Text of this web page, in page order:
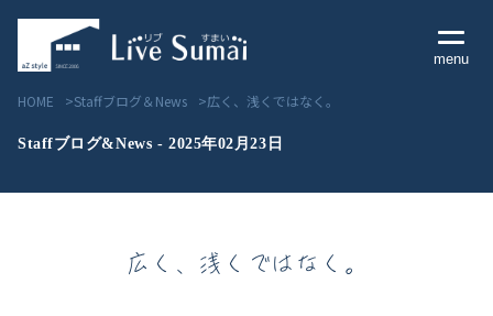
menu
Livesumai 住宅標準性能
HOME Staffブログ＆News 広く、浅くではなく。
Staffブログ&News - 2025年02月23日
広く、浅くではなく。